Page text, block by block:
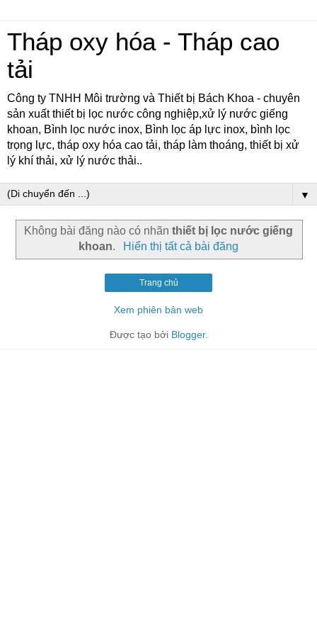
Tháp oxy hóa - Tháp cao
tải
Công ty TNHH Môi trường và Thiết bị Bách Khoa - chuyên
sản xuất thiết bị lọc nước công nghiệp,xử lý nước giếng
khoan, Bình lọc nước inox, Bình lọc áp lực inox, bình lọc
trọng lực, tháp oxy hóa cao tải, tháp làm thoáng, thiết bị xử
lý khí thải, xử lý nước thải..
▼
Không bài đăng nào có nhãn thiết bị lọc nước giếng
khoan. Hiển thị tất cả bài đăng
Trang chủ
Xem phiên bản web
Được tạo bởi Blogger.